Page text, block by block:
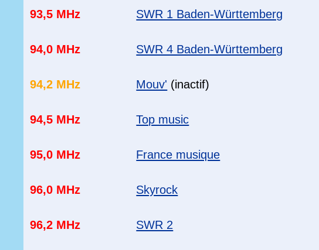
93,5 MHz SWR 1 Baden-Württemberg
94,0 MHz SWR 4 Baden-Württemberg
94,2 MHz Mouv' (inactif)
94,5 MHz Top music
95,0 MHz France musique
96,0 MHz Skyrock
96,2 MHz SWR 2